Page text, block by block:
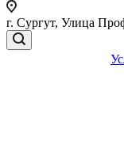
г. Сургут, Улица